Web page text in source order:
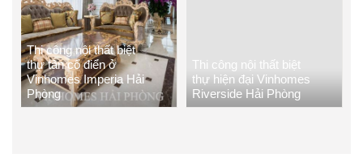
Thi công nội thất biệt
thự tân cổ điển ở
Vinhomes Imperia Hải
Phòng
Thi công nội thất biệt
thự hiện đại Vinhomes
Riverside Hải Phòng